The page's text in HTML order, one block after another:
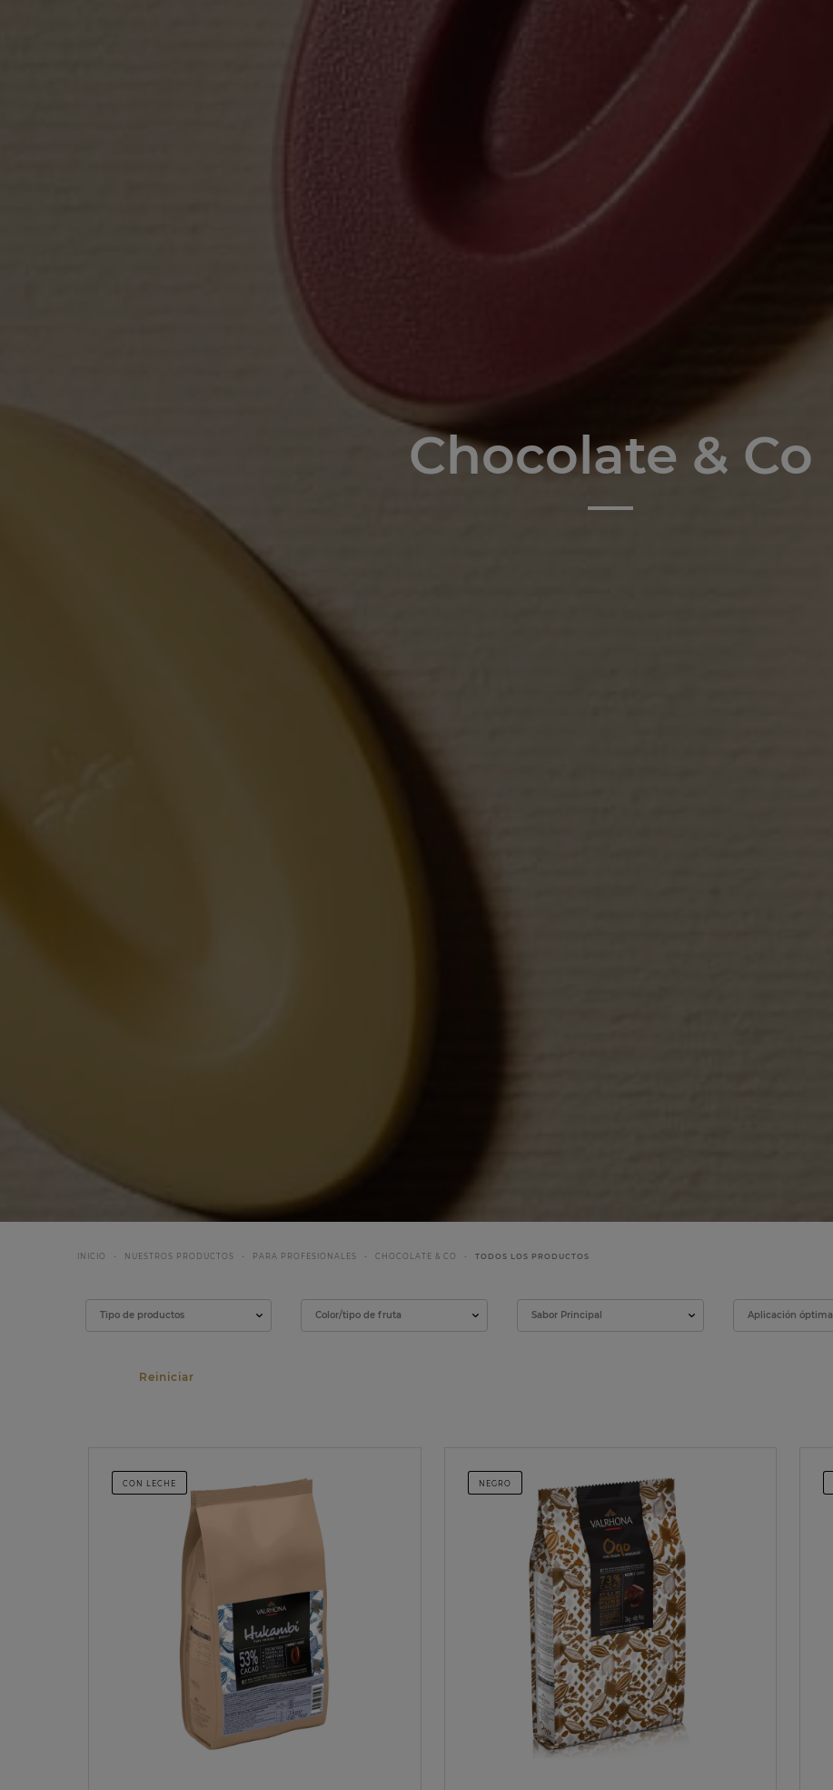
Chocolate & Co
INICIO NUESTROS PRODUCTOS PARA PROFESIONALES CHOCOLATE & CO TODOS LOS PRODUCTOS
Tipo de productos Color/tipo de fruta Sabor Principal Aplicación óptima
Filtrar
CON LECHE NEGRO